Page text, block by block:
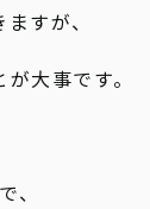
すが、
大事です。
、